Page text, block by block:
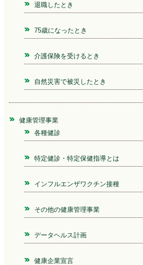
退職したとき
75歳になったとき
介護保険を受けるとき
自然災害で被災したとき
健康管理事業
各種健診
特定健診・特定保健指導とは
インフルエンザワクチン接種
その他の健康管理事業
データヘルス計画
健康企業宣言